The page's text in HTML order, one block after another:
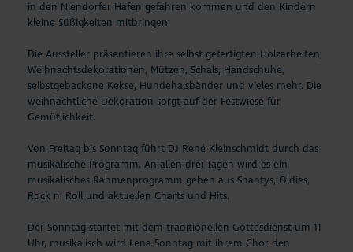
in den Niendorfer Hafen gefahren kommen und den Kindern
kleine Süßigkeiten mitbringen.
Die Aussteller präsentieren ihre selbst gefertigten Holzarbeiten,
Weihnachtsdekorationen, Mützen, Schals, Handschuhe,
selbstgebackene Kekse, Hundehalsbänder und vieles mehr. Die
weihnachtliche Dekoration sorgt auf der Festwiese für
Gemütlichkeit.
Von Freitag bis Sonntag führt DJ René Kleinschmidt durch das
musikalische Programm. An allen drei Tagen wird es ein
musikalisches Rahmenprogramm geben aus Shantys, Oldies,
Rock n‘ Roll und aktuellen Charts und Hits.
Der Sonntag startet mit dem traditionellen Gottesdienst um 11
Uhr, musikalisch wird Lena Sonntag mit ihrem Chor den